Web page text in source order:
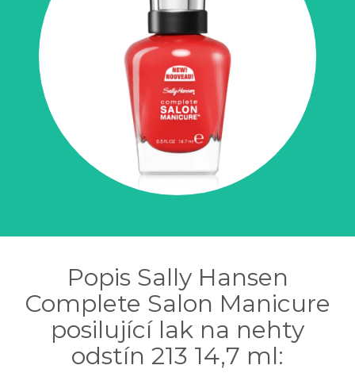
Popis Sally Hansen
Complete Salon Manicure
posilující lak na nehty
odstín 213 14,7 ml: